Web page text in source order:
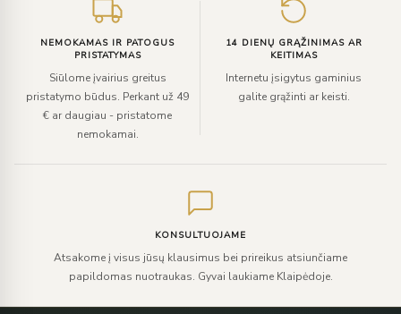
NEMOKAMAS IR PATOGUS
PRISTATYMAS
Siūlome įvairius greitus
pristatymo būdus. Perkant už 49
€ ar daugiau - pristatome
nemokamai.
14 DIENŲ GRĄŽINIMAS AR
KEITIMAS
Internetu įsigytus gaminius
galite grąžinti ar keisti.
KONSULTUOJAME
Atsakome į visus jūsų klausimus bei prireikus atsiunčiame
papildomas nuotraukas. Gyvai laukiame Klaipėdoje.